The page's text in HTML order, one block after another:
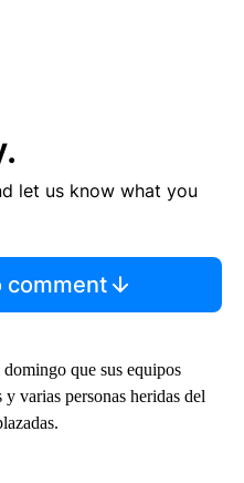
let us know what you
comment
que sus equipos
varias personas heridas del